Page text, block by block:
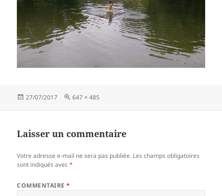
Publié
27/07/2017
Taille
647 × 485
Laisser un commentaire
Votre adresse e-mail ne sera pas publiée. Les champs obligatoires
sont indiqués avec*
COMMENTAIRE*